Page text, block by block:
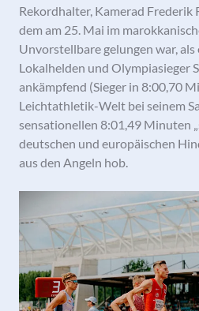
Rekordhalter, Kamerad Frederik
dem am 25. Mai im
Unvorstellbare gelungen war,
Lokalhelden und Olympiasieger
ankämpfend (Sieger in 8:00,70
Leichtathletik-Welt bei seinem
sensationellen 8:01,49 Minuten
deutschen und europäischen
aus den Angeln hob.